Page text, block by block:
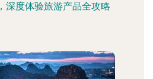
深度体验旅游产品全攻略